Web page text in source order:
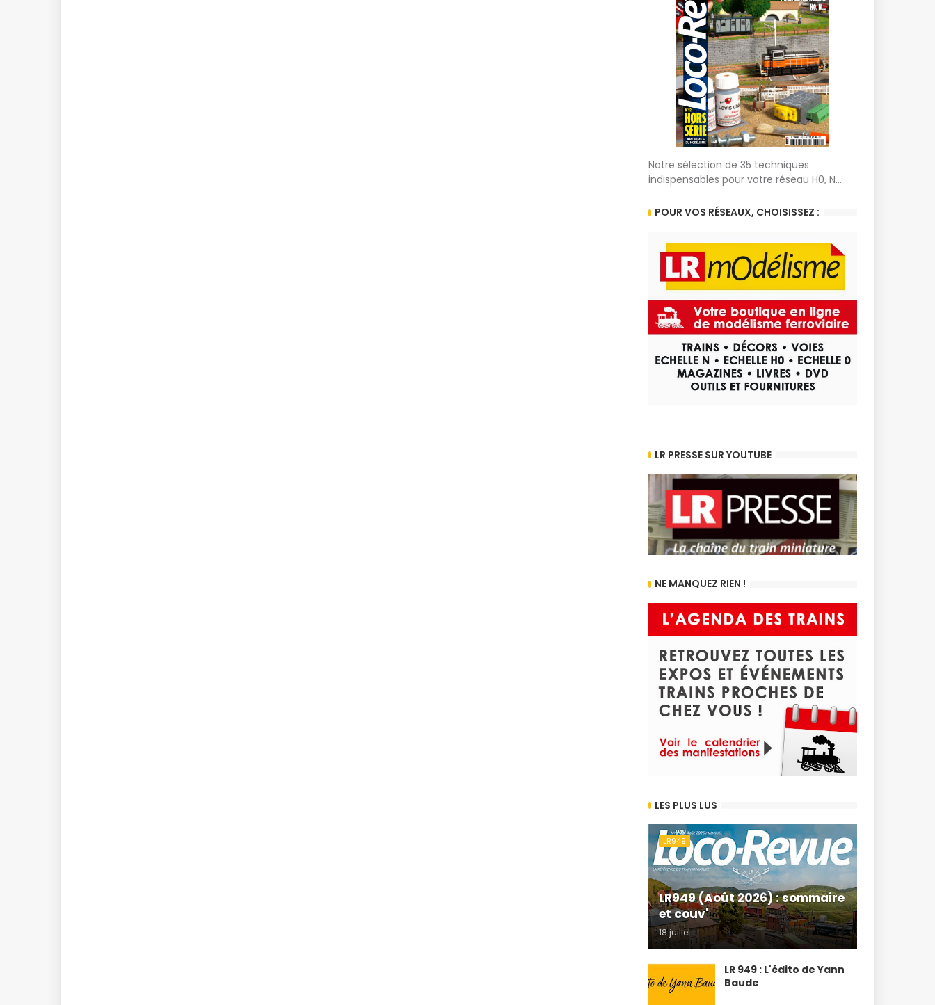
Notre sélection de 35 techniques
indispensables pour votre réseau H0, N...
POUR VOS RÉSEAUX, CHOISISSEZ :
LR PRESSE SUR YOUTUBE
NE MANQUEZ RIEN !
LES PLUS LUS
LR949
LR949 (Août 2026) : sommaire
et couv'
18 juillet
LR 949 : L'édito de Yann
Baude